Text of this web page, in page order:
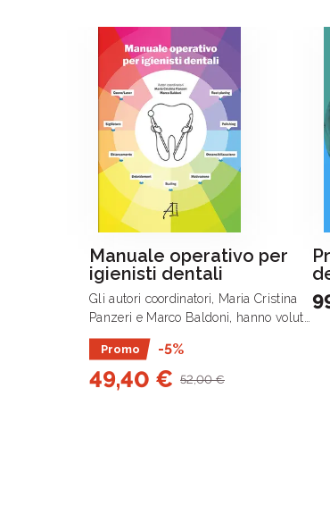
Manuale operativo per
igienisti dentali
Gli autori coordinatori, Maria Cristina
Panzeri e Marco Baldoni, hanno voluto
mettere a disposizione le proprie
precedenti esperienze editoriali con il
manuale dedicato ai loro studenti, per
un .
Promo -5%
49,40 € 52,00 €